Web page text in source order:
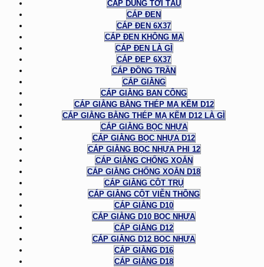
CÁP DÙNG TỜI TÀU
CÁP ĐEN
CÁP ĐEN 6X37
CÁP ĐEN KHÔNG MẠ
CÁP ĐEN LÀ GÌ
CÁP ĐEP 6X37
CÁP ĐỒNG TRẦN
CÁP GIẰNG
CÁP GIẰNG BAN CÔNG
CÁP GIẰNG BẰNG THÉP MẠ KẼM D12
CÁP GIẰNG BẰNG THÉP MẠ KẼM D12 LÀ GÌ
CÁP GIẰNG BỌC NHỰA
CÁP GIẰNG BỌC NHỰA D12
CÁP GIẰNG BỌC NHỰA PHI 12
CÁP GIẰNG CHỐNG XOẮN
CÁP GIẰNG CHỐNG XOẮN D18
CÁP GIẰNG CỘT TRỤ
CÁP GIẰNG CỘT VIỄN THÔNG
CÁP GIẰNG D10
CÁP GIẰNG D10 BỌC NHỰA
CÁP GIẰNG D12
CÁP GIẰNG D12 BỌC NHỰA
CÁP GIẰNG D16
CÁP GIẰNG D18